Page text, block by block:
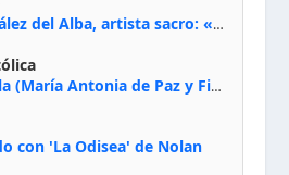
José Ricardo González del Alba, artista sacro: «Yo oro, hablo con Dios, le pido al Espíritu Santo su inspiración y siempre pinto rezando el rosario para que sea Él quien actúe a través de mis manos»
Santa Mama Antula (María Antonia de Paz y Figueroa)
con 'La Odisea' de Nolan